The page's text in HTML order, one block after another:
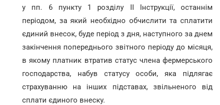
у пп. 6 пункту 1 розділу II Інструкції, останнім
періодом, за який необхідно обчислити та сплатити
єдиний внесок, буде період з дня, наступного за днем
закінчення попереднього звітного періоду до місяця,
в якому платник втратив статус члена фермерського
господарства, набув статусу особи, яка підлягає
страхуванню на інших підставах, звільненого від
сплати єдиного внеску.